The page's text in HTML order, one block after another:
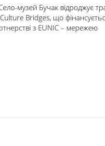
музей Бучак відроджує
Bridges, що
з EUNIC – мережею